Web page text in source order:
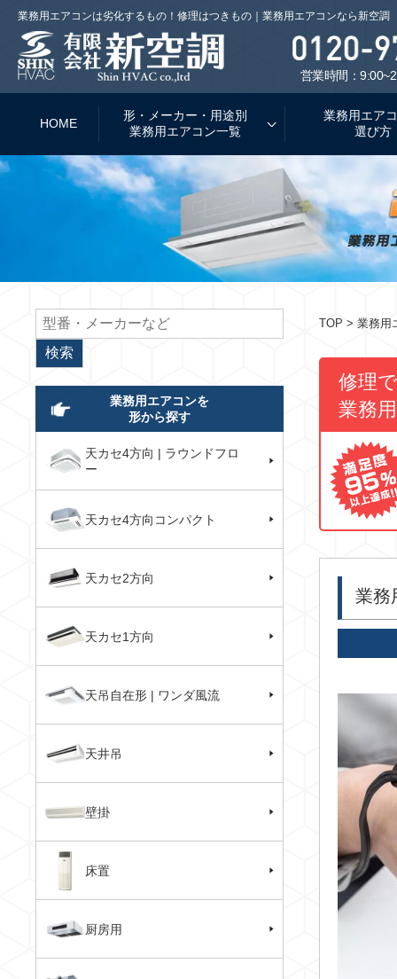
業務用エアコンは劣化するもの！修理はつきもの｜業務用エアコンなら新空調
営業時間：
HOME
形・メーカー・用途別
業務用エアコン一覧
業務用エア
選び方
TOP > 業務用
修理で
業務
業務
業務用エアコンを
形から探す
天カセ4方向 | ラウンドフロ
ー
天カセ4方向コンパクト
天カセ2方向
天カセ1方向
天吊自在形 | ワンダ風流
天井吊
壁掛
床置
厨房用